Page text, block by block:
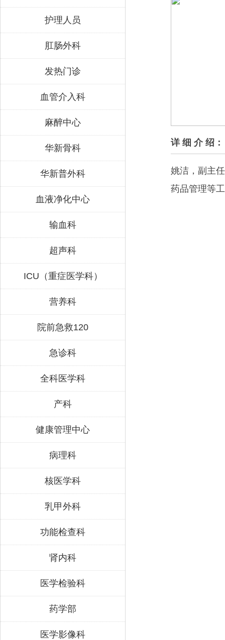
护理人员
肛肠外科
发热门诊
血管介入科
麻醉中心
华新骨科
华新普外科
血液净化中心
输血科
超声科
ICU（重症医学科）
营养科
院前急救120
急诊科
全科医学科
产科
健康管理中心
病理科
核医学科
乳甲外科
功能检查科
肾内科
医学检验科
药学部
医学影像科
详 细 介 绍：
姚洁，副主
药品管理等